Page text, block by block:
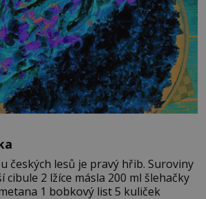
lesů je pravý hřib. Suroviny
cibule 2 lžíce másla 200 ml šlehačky
1 bobkový list 5 kuliček